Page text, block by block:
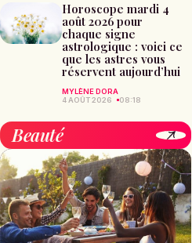
Horoscope mardi 4
août 2026 pour
chaque signe
astrologique : voici ce
que les astres vous
réservent aujourd’hui
MYLÈNE DORA
4 AOÛT 2026
08:18
Beauté